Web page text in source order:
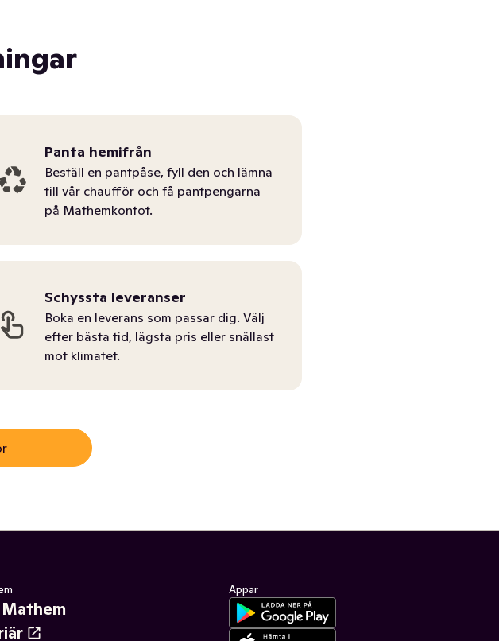
Panta hemifrån
Beställ en pantpåse, fyll den och lämna
till vår chaufför och få pantpengarna
på Mathemkontot.
Schyssta leveranser
Boka en leverans som passar dig. Välj
efter bästa tid, lägsta pris eller snällast
mot klimatet.
Appar